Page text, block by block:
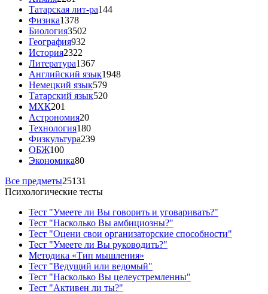
Татарская лит-ра144
Физика1378
Биология3502
География932
История2322
Литература1367
Английский язык1948
Немецкий язык579
Татарский язык520
МХК201
Астрономия20
Технология180
Физкультура239
ОБЖ100
Экономика80
Все предметы25131
Психологические тесты
Тест "Умеете ли Вы говорить и уговаривать?"
Тест "Насколько Вы амбициозны?"
Тест "Оцени свои организаторские способности"
Тест "Умеете ли Вы руководить?"
Методика «Тип мышления»
Тест "Ведущий или ведомый"
Тест "Насколько Вы целеустремленны"
Тест "Активен ли ты?"